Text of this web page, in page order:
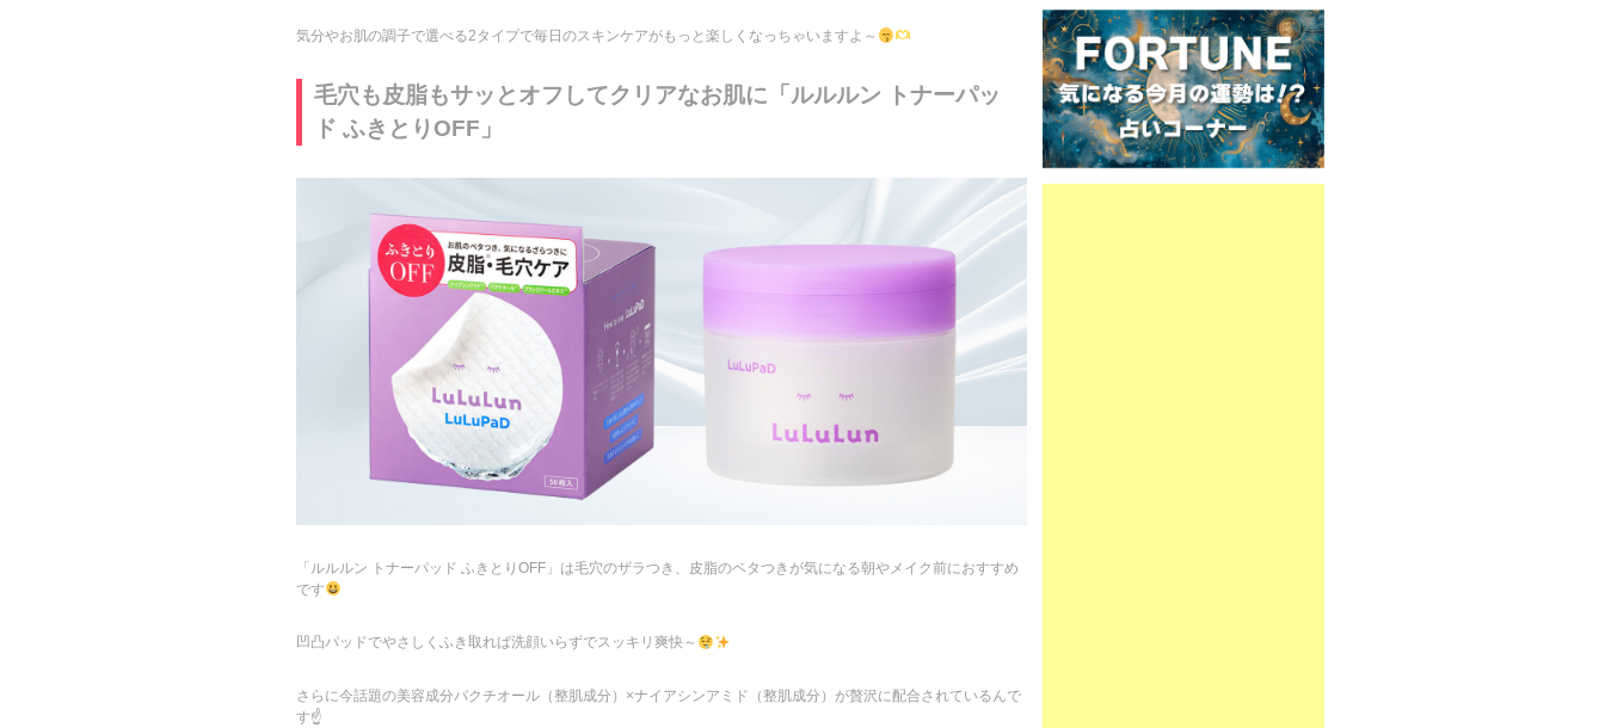
気分やお肌の調子で選べる2タイプで毎日のスキンケアがもっと楽しくなっちゃいますよ～
毛穴も皮脂もサッとオフしてクリアなお肌に「ルルルン トナーパッ
ド ふきとりOFF」
「ルルルン トナーパッド ふきとりOFF」は毛穴のザラつき、皮脂のベタつきが気になる朝やメイク前におすすめ
です
凹凸パッドでやさしくふき取れば洗顔いらずでスッキリ爽快～
さらに今話題の美容成分バクチオール（整肌成分）×ナイアシンアミド（整肌成分）が贅沢に配合されているんで
す☝️